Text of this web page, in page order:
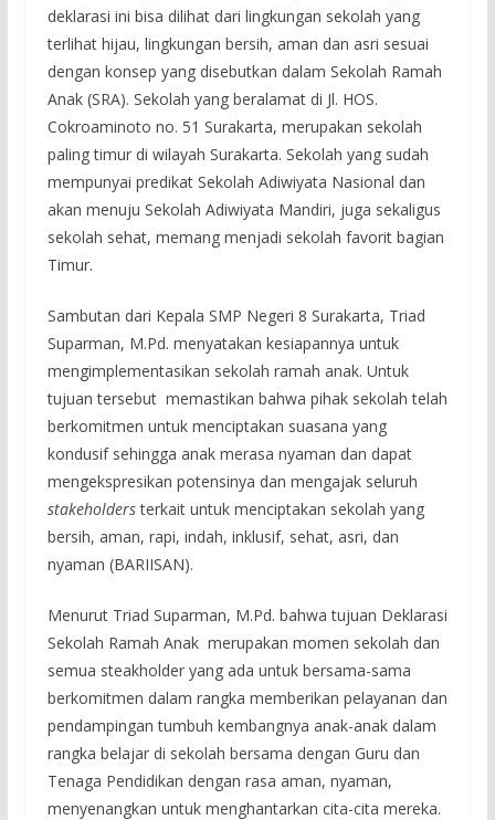
deklarasi ini bisa dilihat dari lingkungan sekolah yang
terlihat hijau, lingkungan bersih, aman dan asri sesuai
dengan konsep yang disebutkan dalam Sekolah Ramah
Anak (SRA). Sekolah yang beralamat di Jl. HOS.
Cokroaminoto no. 51 Surakarta, merupakan sekolah
paling timur di wilayah Surakarta. Sekolah yang sudah
mempunyai predikat Sekolah Adiwiyata Nasional dan
akan menuju Sekolah Adiwiyata Mandiri, juga sekaligus
sekolah sehat, memang menjadi sekolah favorit bagian
Timur.
Sambutan dari Kepala SMP Negeri 8 Surakarta, Triad
Suparman, M.Pd. menyatakan kesiapannya untuk
mengimplementasikan sekolah ramah anak. Untuk
tujuan tersebut memastikan bahwa pihak sekolah telah
berkomitmen untuk menciptakan suasana yang
kondusif sehingga anak merasa nyaman dan dapat
mengekspresikan potensinya dan mengajak seluruh
stakeholdersterkait untuk menciptakan sekolah yang
bersih, aman, rapi, indah, inklusif, sehat, asri, dan
nyaman (BARIISAN).
Menurut Triad Suparman, M.Pd. bahwa tujuan Deklarasi
Sekolah Ramah Anak merupakan momen sekolah dan
semua steakholder yang ada untuk bersama-sama
berkomitmen dalam rangka memberikan pelayanan dan
pendampingan tumbuh kembangnya anak-anak dalam
rangka belajar di sekolah bersama dengan Guru dan
Tenaga Pendidikan dengan rasa aman, nyaman,
menyenangkan untuk menghantarkan cita-cita mereka.